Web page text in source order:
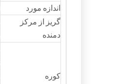
اندازه مورد
گریز از مرکز
دمنده
کوره